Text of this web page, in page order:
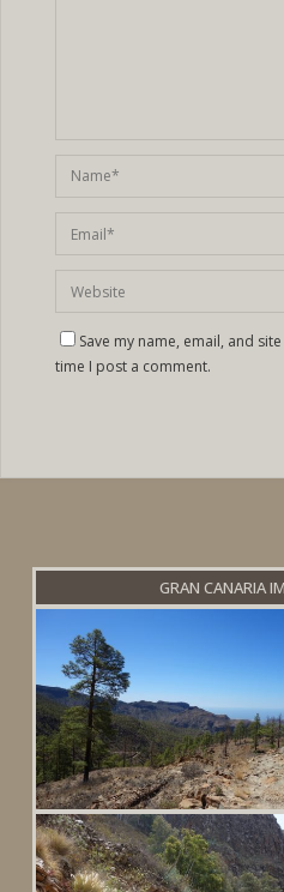
Save my name, email, and
time I post a comment.
GRAN CANARIA